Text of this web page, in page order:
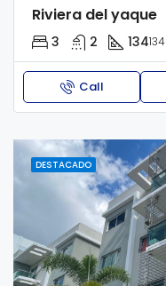
Riviera del yaque
3 2 134134
Call
DESTACADO